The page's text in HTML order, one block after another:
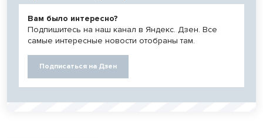
Вам было интересно?
Подпишитесь на наш канал в Яндекс. Дзен. Все
самые интересные новости отобраны там.
Подписаться на Дзен